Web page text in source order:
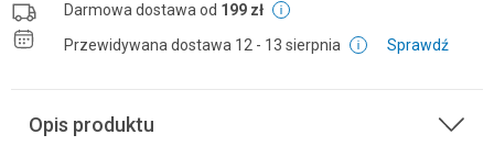
Darmowa dostawa od 199 zł
Przewidywana dostawa 12 - 13 sierpnia Sprawdź
Opis produktu